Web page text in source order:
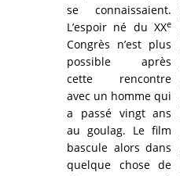
se connaissaient.
L’espoir né du XXe
Congrès n’est plus
possible après
cette rencontre
avec un homme qui
a passé vingt ans
au goulag. Le film
bascule alors dans
quelque chose de